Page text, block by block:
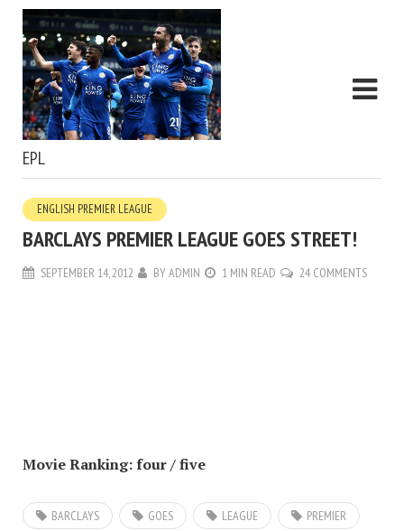
EPL
ENGLISH PREMIER LEAGUE
BARCLAYS PREMIER LEAGUE GOES STREET!
SEPTEMBER 14, 2012 BYADMIN 1 MIN READ 24 COMMENTS
Movie Ranking: four / five
BARCLAYS GOES LEAGUE
PREMIER